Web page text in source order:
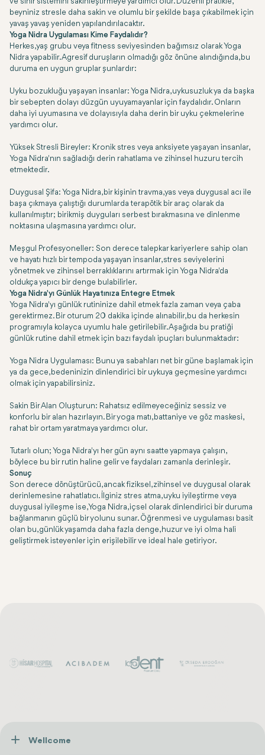
beyniniz stresle daha sakin ve olumlu bir şekilde başa çıkabilmek için
yavaş yavaş yeniden yapılandırılacaktır.
Yoga Nidra Uygulaması Kime Faydalıdır?
Herkes, yaş grubu veya fitness seviyesinden bağımsız olarak Yoga
Nidra yapabilir. Agresif duruşların olmadığı göz önüne alındığında, bu
duruma en uygun gruplar şunlardır:
Uyku bozukluğu yaşayan insanlar: Yoga Nidra, uykusuzluk ya da başka
bir sebepten dolayı düzgün uyuyamayanlar için faydalıdır. Onların
daha iyi uyumasına ve dolayısıyla daha derin bir uyku çekmelerine
yardımcı olur.
Yüksek Stresli Bireyler: Kronik stres veya anksiyete yaşayan insanlar,
Yoga Nidra'nın sağladığı derin rahatlama ve zihinsel huzuru tercih
etmektedir.
Duygusal Şifa: Yoga Nidra, bir kişinin travma, yas veya duygusal acı ile
başa çıkmaya çalıştığı durumlarda terapötik bir araç olarak da
kullanılmıştır; birikmiş duyguları serbest bırakmasına ve dinlenme
noktasına ulaşmasına yardımcı olur.
Meşgul Profesyoneller: Son derece talepkar kariyerlere sahip olan
ve hayatı hızlı bir tempoda yaşayan insanlar, stres seviyelerini
yönetmek ve zihinsel berraklıklarını artırmak için Yoga Nidra'da
oldukça yapıcı bir denge bulabilirler.
Yoga Nidra'yı Günlük Hayatınıza Entegre Etmek
Yoga Nidra'yı günlük rutininize dahil etmek fazla zaman veya çaba
gerektirmez. Bir oturum 20 dakika içinde alınabilir, bu da herkesin
programıyla kolayca uyumlu hale getirilebilir. Aşağıda bu pratiği
günlük rutine dahil etmek için bazı faydalı ipuçları bulunmaktadır:
Yoga Nidra Uygulaması: Bunu ya sabahları net bir güne başlamak için
ya da gece, bedeninizin dinlendirici bir uykuya geçmesine yardımcı
olmak için yapabilirsiniz.
Sakin Bir Alan Oluşturun: Rahatsız edilmeyeceğiniz sessiz ve
konforlu bir alan hazırlayın. Bir yoga matı, battaniye ve göz maskesi,
rahat bir ortam yaratmaya yardımcı olur.
Tutarlı olun; Yoga Nidra'yı her gün aynı saatte yapmaya çalışın,
böylece bu bir rutin haline gelir ve faydaları zamanla derinleşir.
Sonuç
Son derece dönüştürücü, ancak fiziksel, zihinsel ve duygusal olarak
derinlemesine rahatlatıcı. İlginiz stres atma, uyku iyileştirme veya
duygusal iyileşme ise, Yoga Nidra, içsel olarak dinlendirici bir duruma
bağlanmanın güçlü bir yolunu sunar. Öğrenmesi ve uygulaması basit
olan bu, günlük yaşamda daha fazla denge, huzur ve iyi olma hali
geliştirmek isteyenler için erişilebilir ve ideal hale getiriyor.
Wellcome